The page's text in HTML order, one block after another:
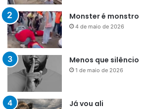
Monster é monstro
4 de maio de 2026
Menos que silêncio
1 de maio de 2026
Já vou ali